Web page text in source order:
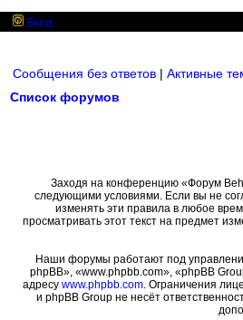
Вход
Сообщения без ответов | Активные
Список форумов
Заходя на конференцию «Форум
следующими условиями. Если вы не
изменять эти правила в любое
просматривать этот текст на предмет
Наши форумы работают под
phpBB», «www.phpbb.com», «phpBB
адресу www.phpbb.com. Ограничения
и phpBB Group не несёт